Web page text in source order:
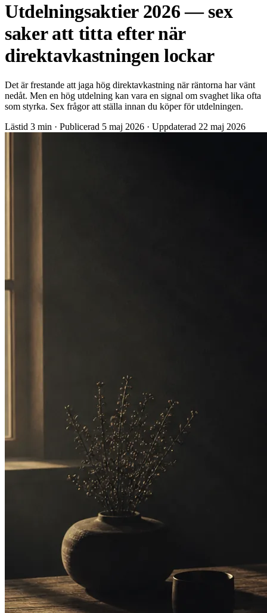
Utdelningsaktier 2026 — sex
saker att titta efter när
direktavkastningen lockar
Det är frestande att jaga hög direktavkastning när räntorna har vänt
nedåt. Men en hög utdelning kan vara en signal om svaghet lika ofta
som styrka. Sex frågor att ställa innan du köper för utdelningen.
Lästid 3 min · Publicerad 5 maj 2026 · Uppdaterad 22 maj 2026